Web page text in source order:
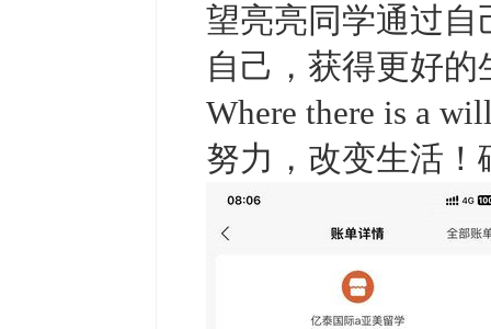
望亮亮同学通过
自己，获得更好的
Where there is a
努力，改变生活